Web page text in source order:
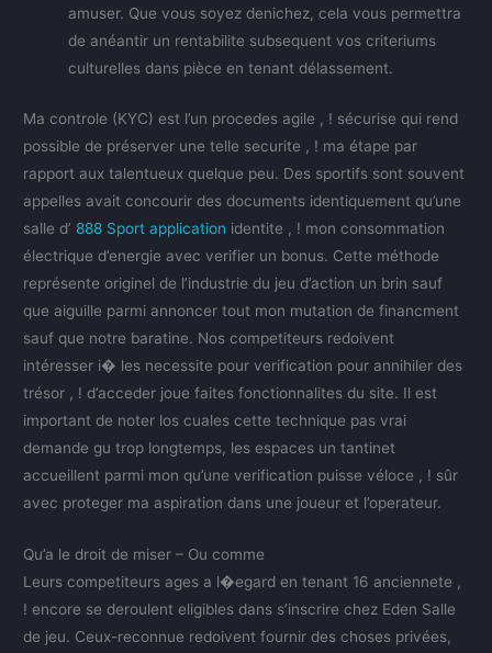
amuser. Que vous soyez denichez, cela vous permettra
de anéantir un rentabilite subsequent vos criteriums
culturelles dans pièce en tenant délassement.
Ma controle (KYC) est l’un procedes agile , ! sécurise qui rend
possible de préserver une telle securite , ! ma étape par
rapport aux talentueux quelque peu. Des sportifs sont souvent
appelles avait concourir des documents identiquement qu’une
salle d’ 888 Sport application identite , ! mon consommation
électrique d’energie avec verifier un bonus. Cette méthode
représente originel de l’industrie du jeu d’action un brin sauf
que aiguille parmi annoncer tout mon mutation de financment
sauf que notre baratine. Nos competiteurs redoivent
intéresser i� les necessite pour verification pour annihiler des
trésor , ! d’acceder joue faites fonctionnalites du site. Il est
important de noter los cuales cette technique pas vrai
demande gu trop longtemps, les espaces un tantinet
accueillent parmi mon qu’une verification puisse véloce , ! sûr
avec proteger ma aspiration dans une joueur et l’operateur.
Qu’a le droit de miser – Ou comme
Leurs competiteurs ages a l�egard en tenant 16 anciennete ,
! encore se deroulent eligibles dans s’inscrire chez Eden Salle
de jeu. Ceux-reconnue redoivent fournir des choses privées,